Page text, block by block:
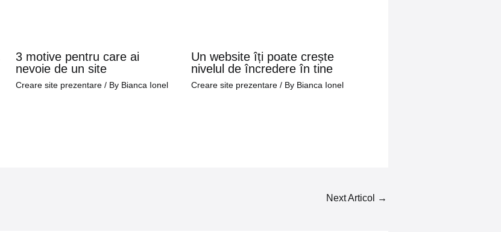
3 motive pentru care ai
nevoie de un site
Creare site prezentare/ By Bianca Ionel
Un website îți poate crește
nivelul de încredere în tine
Creare site prezentare / By Bianca Ionel
Next Articol →